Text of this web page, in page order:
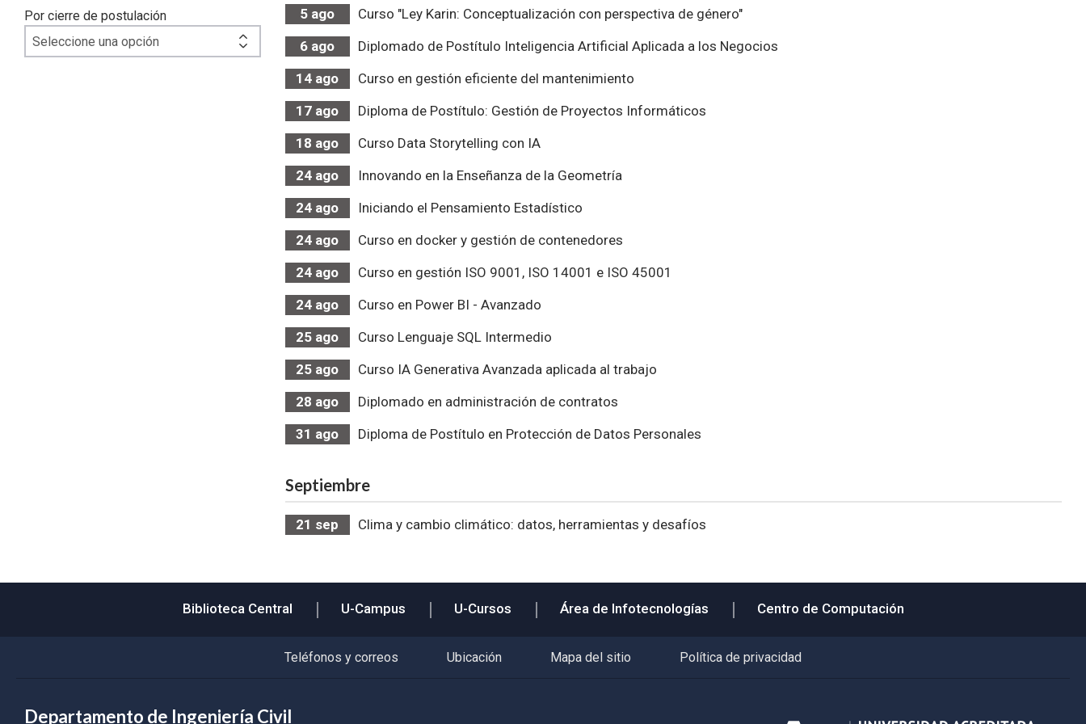
Por cierre de postulación 5 ago
Curso "Ley Karin: Conceptualización con perspectiva de género"
6 ago
Diplomado de Postítulo Inteligencia Artificial Aplicada a los Negocios
14 ago
Curso en gestión eficiente del mantenimiento
17 ago
Diploma de Postítulo: Gestión de Proyectos Informáticos
18 ago
Curso Data Storytelling con IA
24 ago
Innovando en la Enseñanza de la Geometría
24 ago
Iniciando el Pensamiento Estadístico
24 ago
Curso en docker y gestión de contenedores
24 ago
Curso en gestión ISO 9001, ISO 14001 e ISO 45001
24 ago
Curso en Power BI - Avanzado
25 ago
Curso Lenguaje SQL Intermedio
25 ago
Curso IA Generativa Avanzada aplicada al trabajo
28 ago
Diplomado en administración de contratos
31 ago Diploma de Postítulo en Protección de Datos Personales
septiembre
21 sep Clima y cambio climático: datos, herramientas y desafíos
Biblioteca Central U-Campus U-Cursos Área de Infotecnologías Centro de Computación
Teléfonos y correos Ubicación Mapa del sitio Política de privacidad
Departamento de Ingeniería Civil